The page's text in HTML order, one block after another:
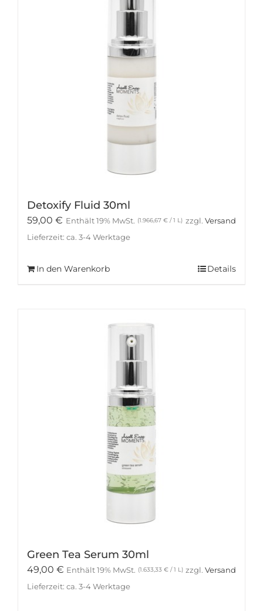
Detoxify Fluid 30ml
59,00 € Enthält 19% MwSt. (1.966,67€ / 1 L) zzgl. Versand
Lieferzeit: ca. 3-4 Werktage
In den Warenkorb Details
Green Tea Serum 30ml
49,00 € Enthält 19% MwSt. (1.633,33 € / 1 L) zzgl. Versand
Lieferzeit: ca. 3-4 Werktage